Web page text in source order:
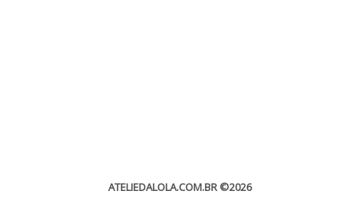
ATELIEDALOLA.COM.BR©2026